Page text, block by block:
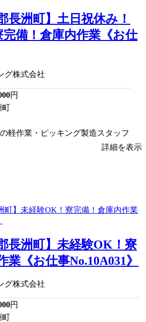
長洲町】土日祝休み！
備！倉庫内作業《お仕
グ株式会社
円
町
軽作業・ピッキング製造スタッフ
詳細を表示
長洲町】未経験OK！寮
業《お仕事No.10A031》
グ株式会社
円
町